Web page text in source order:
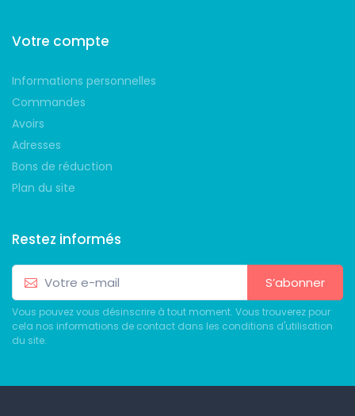
Votre compte
Informations personnelles
Commandes
Avoirs
Adresses
Bons de réduction
Plan du site
Restez informés
S’abonner
Vous pouvez vous désinscrire à tout moment. Vous trouverez pour
cela nos informations de contact dans les conditions d'utilisation
du site.